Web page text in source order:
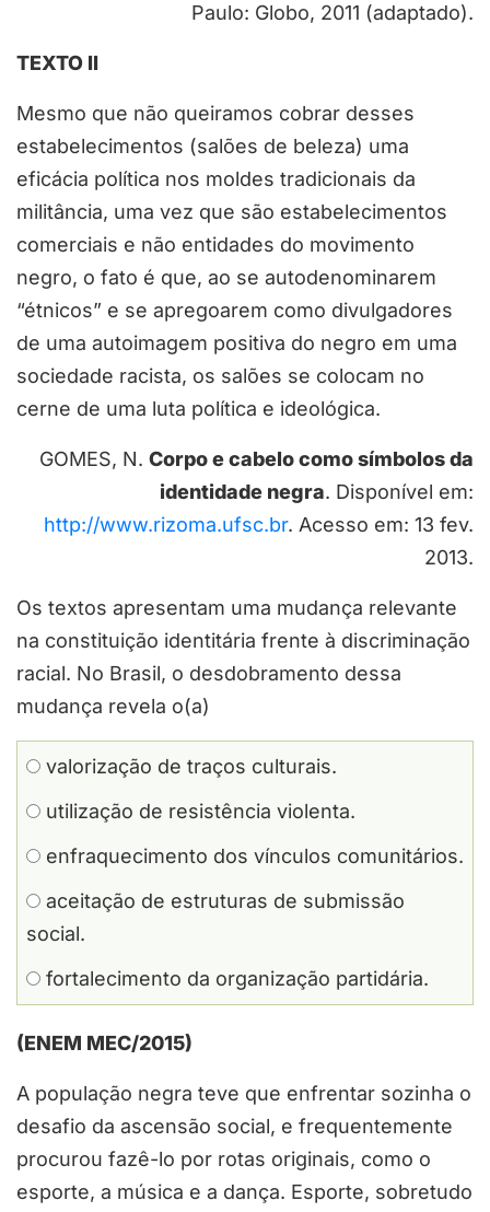
Paulo: Globo, 2011 (adaptado).
TEXTO II
Mesmo que não queiramos cobrar desses
estabelecimentos (salões de beleza) uma
eficácia política nos moldes tradicionais da
militância, uma vez que são estabelecimentos
comerciais e não entidades do movimento
negro, o fato é que, ao se autodenominarem
“étnicos” e se apregoarem como divulgadores
de uma autoimagem positiva do negro em uma
sociedade racista, os salões se colocam no
cerne de uma luta política e ideológica.
GOMES, N. Corpo e cabelo como símbolos da
identidade negra. Disponível em:
http://www.rizoma.ufsc.br. Acesso em: 13 fev.
2013.
Os textos apresentam uma mudança relevante
na constituição identitária frente à discriminação
racial. No Brasil, o desdobramento dessa
mudança revela o(a)
valorização de traços culturais.
utilização de resistência violenta.
enfraquecimento dos vínculos comunitários.
aceitação de estruturas de submissão
social.
fortalecimento da organização partidária.
(ENEM MEC/2015)
A população negra teve que enfrentar sozinha o
desafio da ascensão social, e frequentemente
procurou fazê-lo por rotas originais, como o
esporte, a música e a dança. Esporte, sobretudo